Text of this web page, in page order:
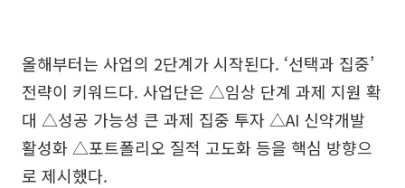
올해부터는 사업의 2단계가 시작된다. ‘선택과 집중’
전략이 키워드다. 사업단은 △임상 단계 과제 지원 확
대 △성공 가능성 큰 과제 집중 투자 △AI 신약개발
활성화 △포트폴리오 질적 고도화 등을 핵심 방향으
로 제시했다.